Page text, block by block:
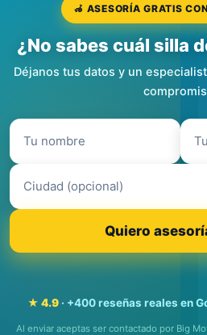
🦽 ASESORÍA GRATIS
¿No sabes cuál silla
Déjanos tus datos y un
Quiero
★ 4.9· +400 reseñas reales en
Al enviar aceptas ser contactado por Big